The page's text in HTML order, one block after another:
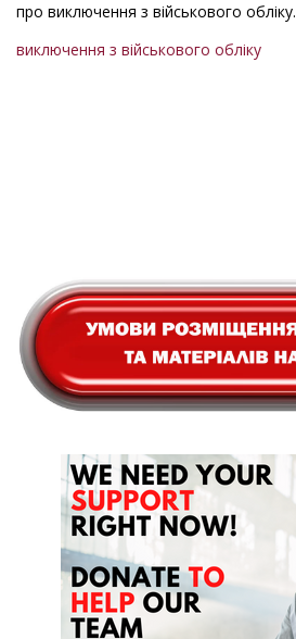
про виключення з військового обліку.
виключення з військового обліку